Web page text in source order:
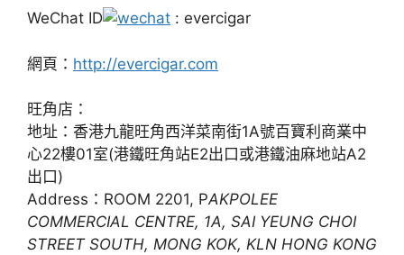
WeChat ID : evercigar
網頁： http://evercigar.com
旺角店：
地址：香港九龍旺角西洋菜南街1A號百寶利商業中
心22樓01室(港鐵旺角站E2出口或港鐵油麻地站A2
出口)
Address：ROOM 2201, PAKPOLEE
COMMERCIAL CENTRE, 1A, SAI YEUNG CHOI
STREET SOUTH, MONG KOK, KLN HONG KONG